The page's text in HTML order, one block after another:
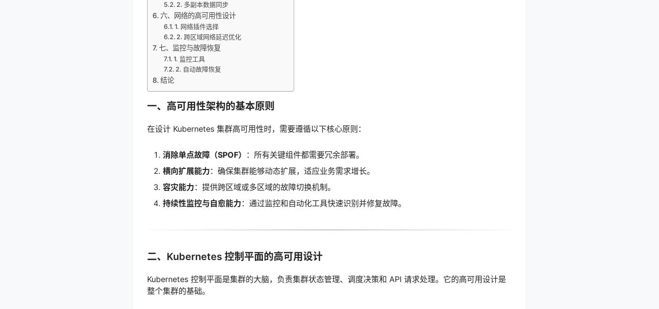
2. 多副本数据同步
六、网络的高可用性设计
1. 网络插件选择
2. 跨区域网络延迟优化
七、监控与故障恢复
1. 监控工具
2. 自动故障恢复
结论
一、高可用性架构的基本原则
在设计 Kubernetes 集群高可用性时，需要遵循以下核心原则：
消除单点故障（SPOF）
：所有关键组件都需要冗余部署。
横向扩展能力 ：确保集群能够动态扩展，适应业务需求增长。
容灾能力 ：提供跨区域或多区域的故障切换机制。
持续性监控与自愈能力 ：通过监控和自动化工具快速识别并修复故障。
二、Kubernetes 控制平面的高可用设计
Kubernetes 控制平面是集群的大脑，负责集群状态管理、调度决策和 API 请求处理。它的高可用设计是
整个集群的基础。